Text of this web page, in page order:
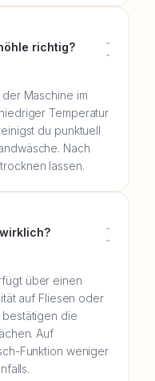
richtig?
Maschine im
Temperatur
du punktuell
Nach
lassen.
über einen
auf Fliesen oder
die
Auf
Funktion weniger